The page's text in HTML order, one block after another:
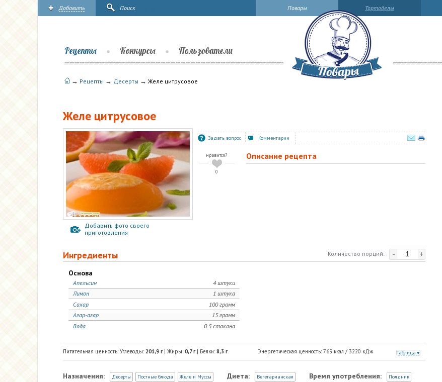
Тортоделы
Повары
Добавить Поиск
Рецепты Конкурсы Пользователи
→ Рецепты → Десерты → Желе цитрусовое
Желе цитрусовое
Добавить фото своего
приготовления
Задать вопрос Комментарии
нравится?
0
Описание рецепта
- +
Количество порций:
Ингредиенты
Основа
4 штуки
Апельсин
1 штука
Лимон
100 грамм
Сахар
15 грамм
Агар-агар
0.5 стакана
Вода
Таблица
Энергетическая ценность: 769ккал / 3220 кДж
Питательная ценность: Углеводы: 201,9г| Жиры: 0,7г| Белки: 8,3 г
Назначения: Десерты Постные блюда Желе и Муссы Диета: Вегетарианская Время употребления: Полдник